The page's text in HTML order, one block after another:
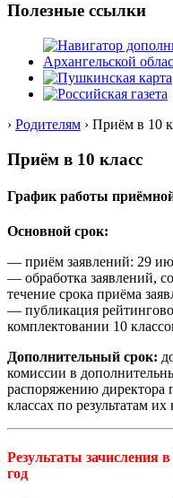
Полезные ссылки
› Родителям › Приём в 10
Приём в 10 класс
График работы
Основной срок:
— приём заявлений: 29
— обработка заявлений,
течение срока приёма
— публикация
комплектовании 10
Дополнительный срок:
комиссии в
распоряжению директора
классах по результатам
Результаты зачисления
год